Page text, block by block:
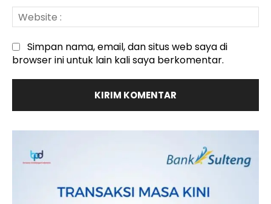
:
Simpan nama, email, dan situs web saya di
browser ini untuk lain kali saya berkomentar.